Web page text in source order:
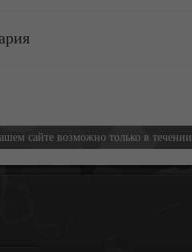
сайте возможно только в